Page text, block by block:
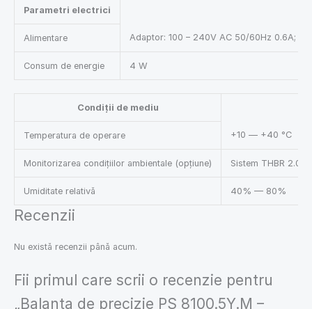
Parametri electrici
Alimentare Adaptor: 100 – 240V AC 50/60Hz 0.6A;
Consum de energie 4 W
Condiții de mediu
Temperatura de operare +10 — +40 °C
Monitorizarea condițiilor ambientale (opțiune) Sistem THBR 2.0,
Umiditate relativă 40% — 80%
Recenzii
Nu există recenzii până acum.
Fii primul care scrii o recenzie pentru
„Balanța de precizie PS 8100.5Y.M –